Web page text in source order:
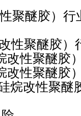
聚醚胶）
聚醚胶）
聚醚胶）
聚醚胶）
性聚醚胶